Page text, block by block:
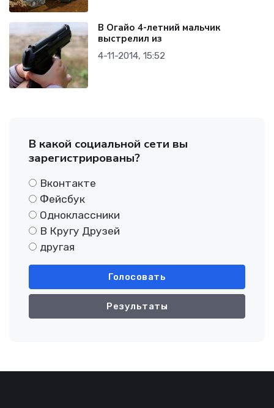
В Огайо 4-летний мальчик
выстрелил из
4-11-2014, 15:52
В какой социальной сети вы
зарегистрированы?
Вконтакте
Фейсбук
Одноклассники
В Кругу Друзей
другая
Голосовать
Результаты